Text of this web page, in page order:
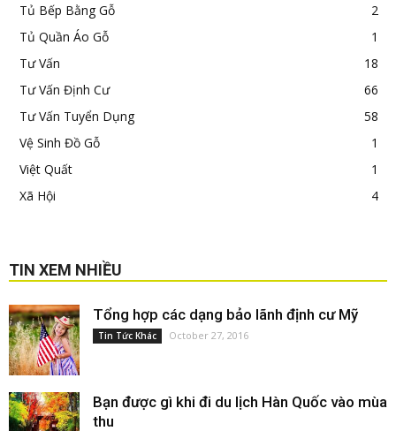
Tủ Bếp Bằng Gỗ
2
Tủ Quần Áo Gỗ
1
Tư Vấn
18
Tư Vấn Định Cư
66
Tư Vấn Tuyển Dụng
58
Vệ Sinh Đồ Gỗ
1
Việt Quất
1
Xã Hội
4
TIN XEM NHIỀU
Tổng hợp các dạng bảo lãnh định cư Mỹ
Tin Tức Khác October 27, 2016
Bạn được gì khi đi du lịch Hàn Quốc vào mùa
thu